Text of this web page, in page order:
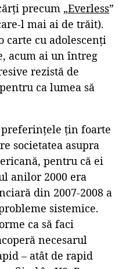
precum „Everless”
l mai ai de trăit).
carte cu adolescenți
acum ai un întreg
rezistă de
ca lumea să
țin foarte
societatea asupra
pentru că ei
anilor 2000 era
din 2007-2008 a
sistemice.
ca să faci
necesarul
– atât de rapid